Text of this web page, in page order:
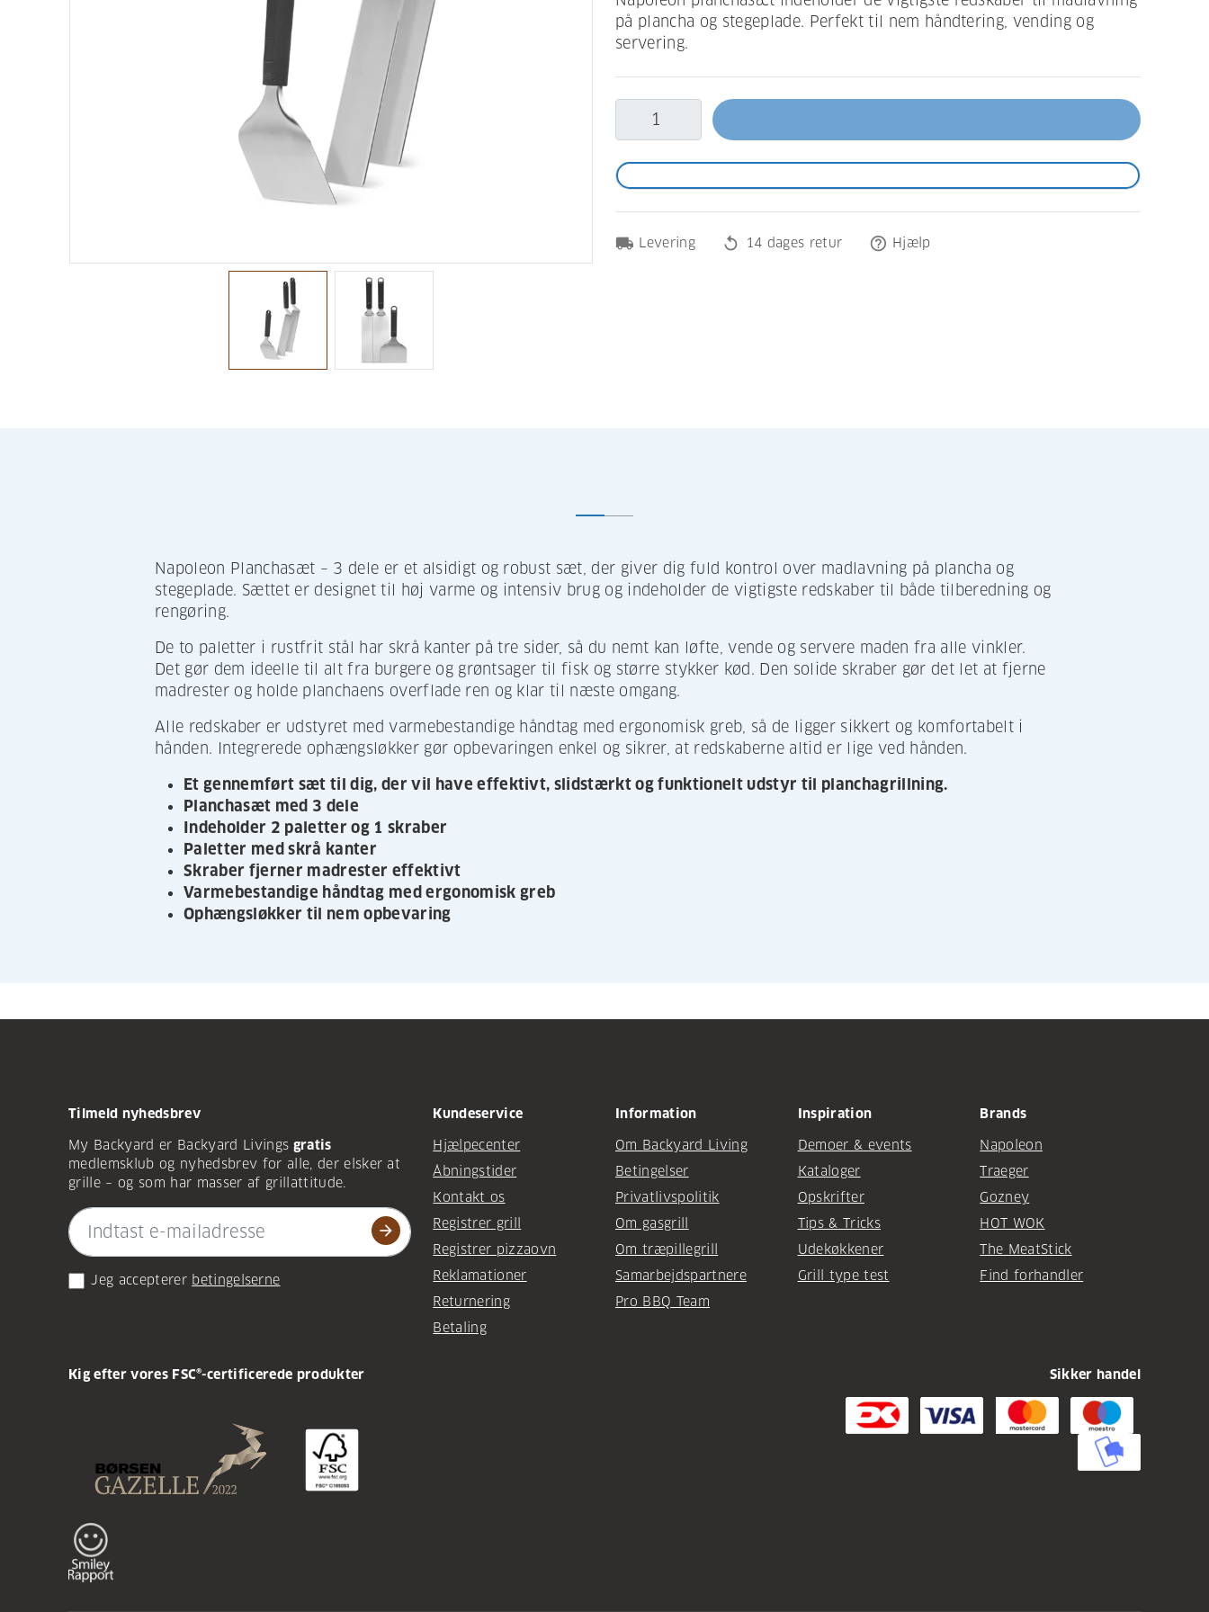
på plancha og stegeplade. Perfekt til nem håndtering, vending og
servering.
local_shipping Levering replay 14 dages retur help_outline Hjælp
Napoleon Planchasæt – 3 dele er et alsidigt og robust sæt, der giver dig fuld kontrol over madlavning på plancha og
stegeplade. Sættet er designet til høj varme og intensiv brug og indeholder de vigtigste redskaber til både tilberedning og
rengøring.
De to paletter i rustfrit stål har skrå kanter på tre sider, så du nemt kan løfte, vende og servere maden fra alle vinkler.
Det gør dem ideelle til alt fra burgere og grøntsager til fisk og større stykker kød. Den solide skraber gør det let at fjerne
madrester og holde planchaens overflade ren og klar til næste omgang.
Alle redskaber er udstyret med varmebestandige håndtag med ergonomisk greb, så de ligger sikkert og komfortabelt i
hånden. Integrerede ophængsløkker gør opbevaringen enkel og sikrer, at redskaberne altid er lige ved hånden.
Et gennemført sæt til dig, der vil have effektivt, slidstærkt og funktionelt udstyr til planchagrillning.
Planchasæt med 3 dele
Indeholder 2 paletter og 1 skraber
Paletter med skrå kanter
Skraber fjerner madrester effektivt
Varmebestandige håndtag med ergonomisk greb
Ophængsløkker til nem opbevaring
Tilmeld nyhedsbrev
My Backyard er Backyard Livings gratis
medlemsklub og nyhedsbrev for alle, der elsker at
grille – og som har masser af grillattitude.
arrow_forward
Jeg accepterer betingelserne
Kundeservice
Hjælpecenter
Åbningstider
Kontakt os
Registrer grill
Registrer pizzaovn
Reklamationer
Returnering
Betaling
Information
Om Backyard Living
Betingelser
Privatlivspolitik
Om gasgrill
Om træpillegrill
Samarbejdspartnere
Pro BBQ Team
Inspiration
Demoer & events
Kataloger
Opskrifter
Tips & Tricks
Udekøkkener
Grill type test
Brands
Napoleon
Traeger
Gozney
HOT WOK
The MeatStick
Find forhandler
Kig efter vores FSC®-certificerede produkter Sikker handel